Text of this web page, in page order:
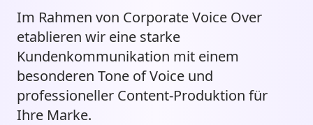
Im Rahmen von Corporate Voice Over
etablieren wir eine starke
Kundenkommunikation mit einem
besonderen Tone of Voice und
professioneller Content-Produktion für
Ihre Marke.